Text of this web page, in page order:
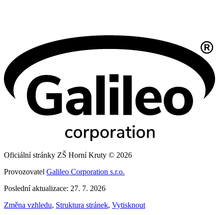
Oficiální stránky ZŠ Horní Kruty © 2026
Provozovatel Galileo Corporation s.r.o.
Poslední aktualizace: 27. 7. 2026
Změna vzhledu, Struktura stránek, Vytisknout